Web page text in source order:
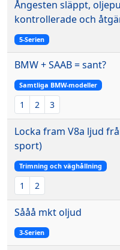
Ångesten släppt,
kontrollerade och
5-Serien
BMW + SAAB = sant?
Samtliga BMW-modeller
1 2 3
Locka fram V8a ljud
sport)
Trimning och väghållning
1 2
Sååå mkt oljud
3-Serien